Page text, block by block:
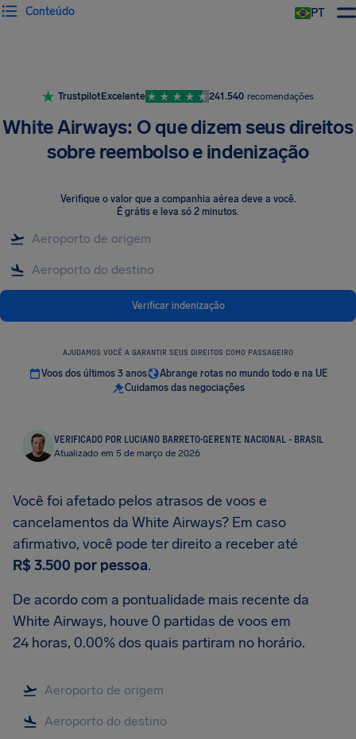
PT
Conteúdo
TrustpilotExcelente 241.540 recomendações
White Airways: O que dizem seus direitos
sobre reembolso e indenização
Verifique o valor que a companhia aérea deve a você.
É grátis e leva só 2 minutos.
Verificar indenização
AJUDAMOS VOCÊ A GARANTIR SEUS DIREITOS COMO PASSAGEIRO
Voos dos últimos 3 anos
Abrange rotas no mundo todo e na UE
Cuidamos das negociações
VERIFICADO POR LUCIANO BARRETO·GERENTE NACIONAL - BRASIL
Atualizado em 5 de março de 2026
Você foi afetado pelos atrasos de voos e
cancelamentos da White Airways? Em caso
afirmativo, você pode ter direito a receber até
R$ 3.500 por pessoa.
De acordo com a pontualidade mais recente da
White Airways, houve 0 partidas de voos em
24 horas, 0.00% dos quais partiram no horário.